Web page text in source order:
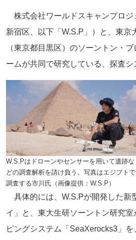
株式会社ワールドスキャンプロジ
新宿区、以下「W.S.P」）と、東京
（東京都目黒区）のソーントン・
ームが共同で研究している、探査シ
W.S.Pはドローンやセンサーを用いて遺跡な
どの調査解析を請け負う。写真はエジプトで
調査する市川氏（画像提供：W.S.P）
具体的には、W.S.Pが開発した新
イ」と、東大生研ソーントン研究
ピングシステム「SeaXerocks3」